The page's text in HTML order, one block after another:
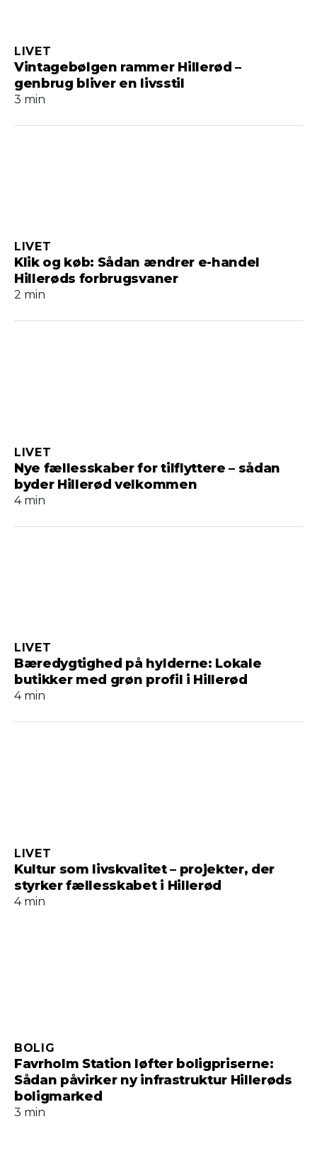
Vintagebølgen rammer Hillerød –
genbrug bliver en livsstil
LIVET
3 min
Klik og køb: Sådan ændrer e-handel
Hillerøds forbrugsvaner
LIVET
2 min
Nye fællesskaber for tilflyttere – sådan
byder Hillerød velkommen
LIVET
4 min
Bæredygtighed på hylderne: Lokale
butikker med grøn profil i Hillerød
LIVET
4 min
Kultur som livskvalitet – projekter, der
styrker fællesskabet i Hillerød
LIVET
4 min
Favrholm Station løfter boligpriserne:
Sådan påvirker ny infrastruktur Hillerøds
boligmarked
BOLIG
3 min